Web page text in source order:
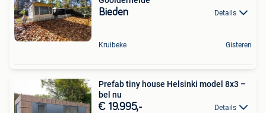
Bieden Details
Kruibeke Gisteren
Prefab tiny house Helsinki model 8x3 –
bel nu
€ 19.995,- Details